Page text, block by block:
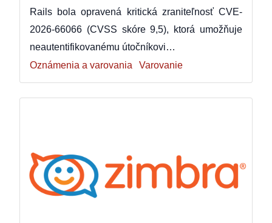
Rails bola opravená kritická zraniteľnosť CVE-
2026-66066 (CVSS skóre 9,5), ktorá umožňuje
neautentifikovanému útočníkovi…
Oznámenia a varovania
Varovanie